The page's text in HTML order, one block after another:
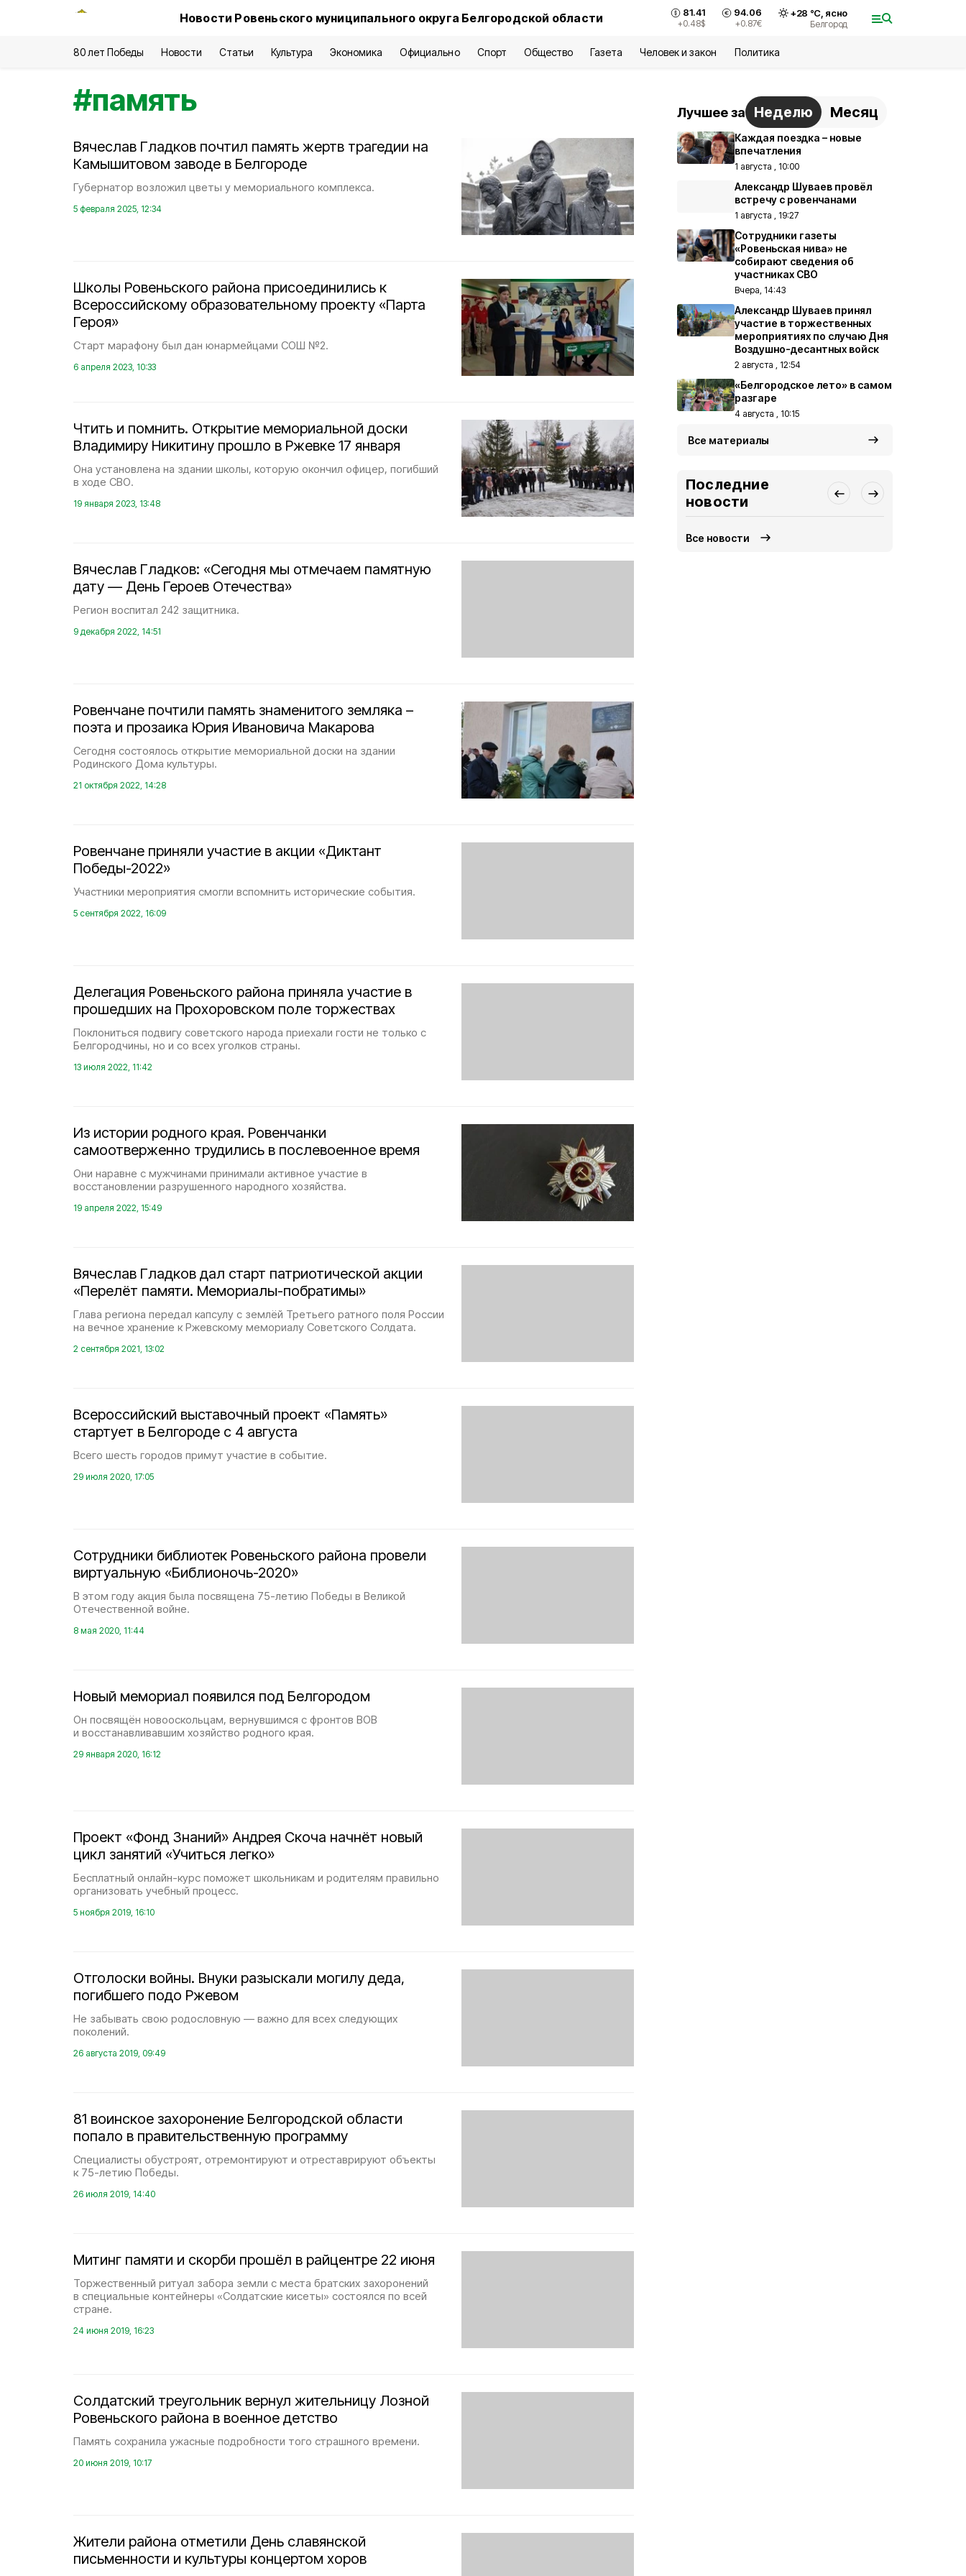
Новости Ровеньского муниципального округа Белгородской области 81.41
+0.48$
94.06
+0.87€
+28 °С, ясно
Белгород
80 лет Победы Новости Статьи Культура Экономика Официально Спорт Общество Газета Человек и закон Политика
#память
Вячеслав Гладков почтил память жертв трагедии на
Камышитовом заводе в Белгороде
Губернатор возложил цветы у мемориального комплекса.
5 февраля 2025, 12:34
Школы Ровеньского района присоединились к
Всероссийскому образовательному проекту «Парта
Героя»
Старт марафону был дан юнармейцами СОШ №2.
6 апреля 2023, 10:33
Чтить и помнить. Открытие мемориальной доски
Владимиру Никитину прошло в Ржевке 17 января
Она установлена на здании школы, которую окончил офицер, погибший
в ходе СВО.
19 января 2023, 13:48
Вячеслав Гладков: «Сегодня мы отмечаем памятную
дату — День Героев Отечества»
Регион воспитал 242 защитника.
9 декабря 2022, 14:51
Ровенчане почтили память знаменитого земляка –
поэта и прозаика Юрия Ивановича Макарова
Сегодня состоялось открытие мемориальной доски на здании
Родинского Дома культуры.
21 октября 2022, 14:28
Ровенчане приняли участие в акции «Диктант
Победы-2022»
Участники мероприятия смогли вспомнить исторические события.
5 сентября 2022, 16:09
Делегация Ровеньского района приняла участие в
прошедших на Прохоровском поле торжествах
Поклониться подвигу советского народа приехали гости не только с
Белгородчины, но и со всех уголков страны.
13 июля 2022, 11:42
Из истории родного края. Ровенчанки
самоотверженно трудились в послевоенное время
Они наравне с мужчинами принимали активное участие в
восстановлении разрушенного народного хозяйства.
19 апреля 2022, 15:49
Вячеслав Гладков дал старт патриотической акции
«Перелёт памяти. Мемориалы-побратимы»
Глава региона передал капсулу с землёй Третьего ратного поля России
на вечное хранение к Ржевскому мемориалу Советского Солдата.
2 сентября 2021, 13:02
Всероссийский выставочный проект «Память»
стартует в Белгороде с 4 августа
Всего шесть городов примут участие в событие.
29 июля 2020, 17:05
Сотрудники библиотек Ровеньского района провели
виртуальную «Библионочь-2020»
В этом году акция была посвящена 75-летию Победы в Великой
Отечественной войне.
8 мая 2020, 11:44
Новый мемориал появился под Белгородом
Он посвящён новооскольцам, вернувшимся с фронтов ВОВ
и восстанавливавшим хозяйство родного края.
29 января 2020, 16:12
Проект «Фонд Знаний» Андрея Скоча начнёт новый
цикл занятий «Учиться легко»
Бесплатный онлайн-курс поможет школьникам и родителям правильно
организовать учебный процесс.
5 ноября 2019, 16:10
Отголоски войны. Внуки разыскали могилу деда,
погибшего подо Ржевом
Не забывать свою родословную — важно для всех следующих
поколений.
26 августа 2019, 09:49
81 воинское захоронение Белгородской области
попало в правительственную программу
Специалисты обустроят, отремонтируют и отреставрируют объекты
к 75-летию Победы.
26 июля 2019, 14:40
Митинг памяти и скорби прошёл в райцентре 22 июня
Торжественный ритуал забора земли с места братских захоронений
в специальные контейнеры «Солдатские кисеты» состоялся по всей
стране.
24 июня 2019, 16:23
Солдатский треугольник вернул жительницу Лозной
Ровеньского района в военное детство
Память сохранила ужасные подробности того страшного времени.
20 июня 2019, 10:17
Жители района отметили День славянской
письменности и культуры концертом хоров
Лучшее за Неделю Месяц
Каждая поездка – новые
впечатления
1 августа , 10:00
Александр Шуваев провёл
встречу с ровенчанами
1 августа , 19:27
Сотрудники газеты
«Ровеньская нива» не
собирают сведения об
участниках СВО
Вчера, 14:43
Александр Шуваев принял
участие в торжественных
мероприятиях по случаю Дня
Воздушно-десантных войск
2 августа , 12:54
«Белгородское лето» в самом
разгаре
4 августа , 10:15
Все материалы
Последние
новости
Все новости